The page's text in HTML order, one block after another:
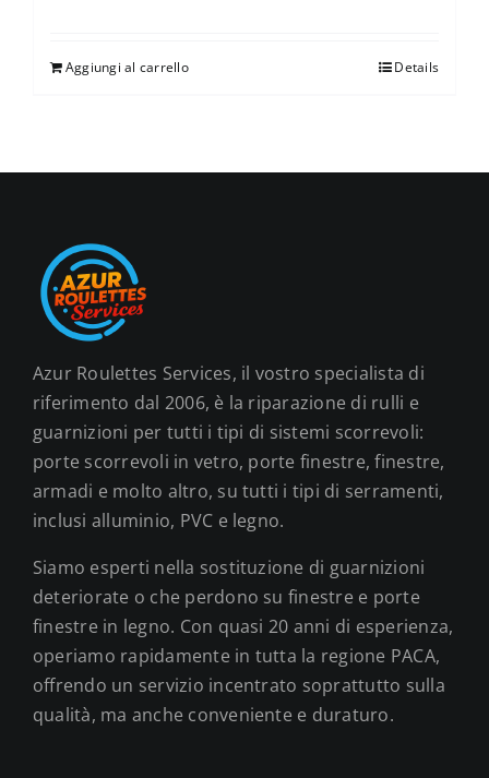
Aggiungi al carrello Details
Azur Roulettes Services, il vostro specialista di
riferimento dal 2006, è la riparazione di rulli e
guarnizioni per tutti i tipi di sistemi scorrevoli:
porte scorrevoli in vetro, porte finestre, finestre,
armadi e molto altro, su tutti i tipi di serramenti,
inclusi alluminio, PVC e legno.
Siamo esperti nella sostituzione di guarnizioni
deteriorate o che perdono su finestre e porte
finestre in legno. Con quasi 20 anni di esperienza,
operiamo rapidamente in tutta la regione PACA,
offrendo un servizio incentrato soprattutto sulla
qualità, ma anche conveniente e duraturo.